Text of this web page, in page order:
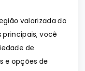
valorizada do
principais, você
de
e opções de